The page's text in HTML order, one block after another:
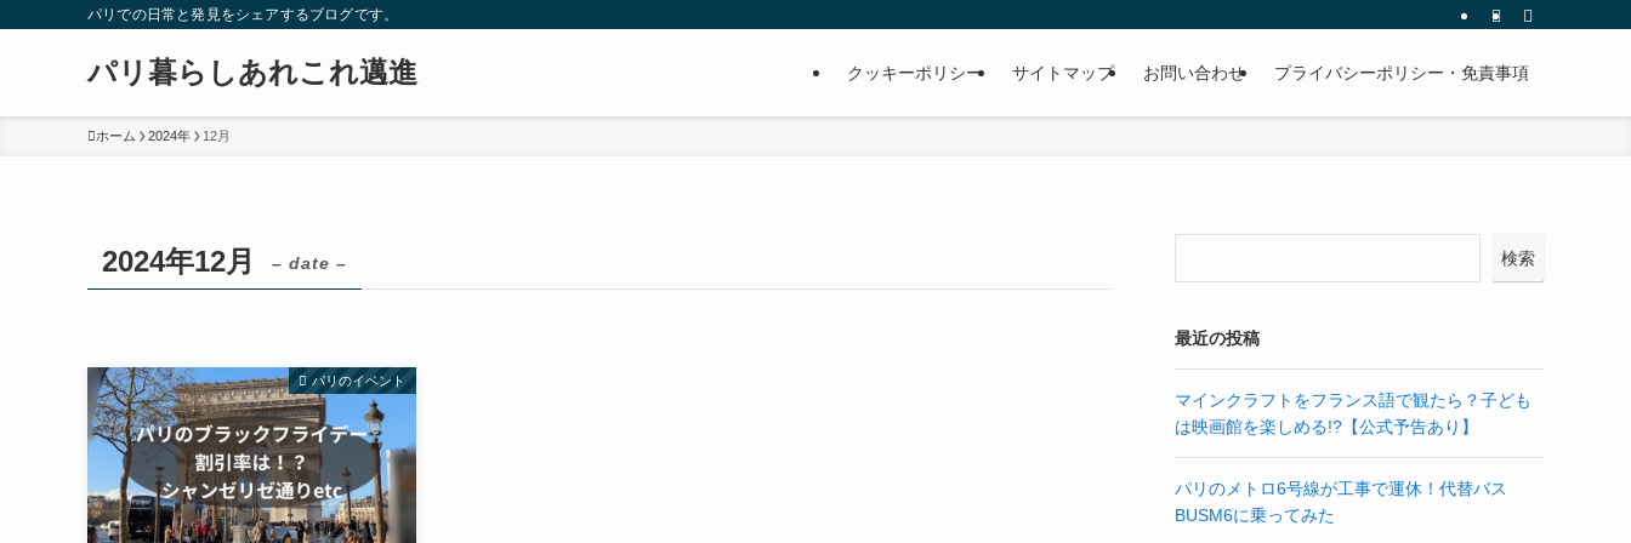
パリでの日常と発見をシェアするブログです。
パリ暮らしあれこれ邁進 クッキーポリシー サイトマップ お問い合わせ プライバシーポリシー・免責事項
ホーム 2024年 12月
2024年12月 – date –
パリのイベント
検索
最近の投稿
マインクラフトをフランス語で観たら？子ども
は映画館を楽しめる!?【公式予告あり】
パリのメトロ6号線が工事で運休！代替バス
BUSM6に乗ってみた